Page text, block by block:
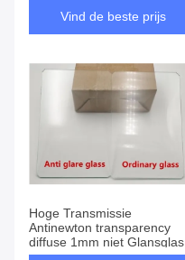
Vind de beste prijs
Hoge Transmissie
Antinewton transparency
diffuse 1mm niet Glansglas